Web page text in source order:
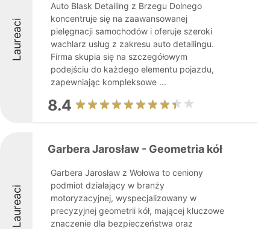
Laureaci
Auto Blask Detailing z Brzegu Dolnego
koncentruje się na zaawansowanej
pielęgnacji samochodów i oferuje szeroki
wachlarz usług z zakresu auto detailingu.
Firma skupia się na szczegółowym
podejściu do każdego elementu pojazdu,
zapewniając kompleksowe ...
8.4
Laureaci
Garbera Jarosław - Geometria kół
Garbera Jarosław z Wołowa to ceniony
podmiot działający w branży
motoryzacyjnej, wyspecjalizowany w
precyzyjnej geometrii kół, mającej kluczowe
znaczenie dla bezpieczeństwa oraz